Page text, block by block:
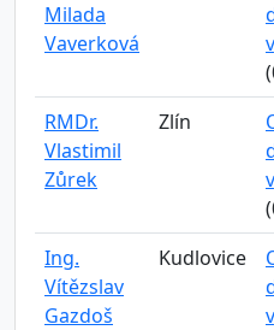
Milada
Vaverková
RMDr.
Vlastimil
Zůrek
Zlín
Ing.
Vítězslav
Gazdoš
Kudlovice